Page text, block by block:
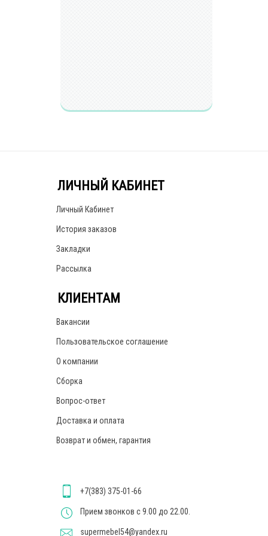
ЛИЧНЫЙ КАБИНЕТ
Личный Кабинет
История заказов
Закладки
Рассылка
КЛИЕНТАМ
Вакансии
Пользовательское соглашение
О компании
Сборка
Вопрос-ответ
Доставка и оплата
Возврат и обмен, гарантия
+7(383) 375-01-66
Прием звонков с 9.00 до 22.00.
supermebel54@yandex.ru